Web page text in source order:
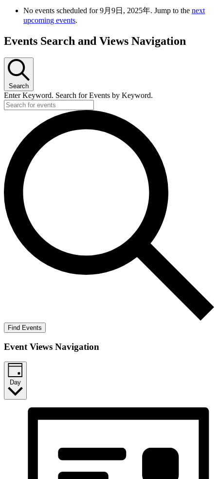
No events scheduled for 9月9日, 2025年. Jump to the next
upcoming events.
Events Search and Views Navigation
Search
Enter Keyword. Search for Events by Keyword.
Find Events
Event Views Navigation
Day